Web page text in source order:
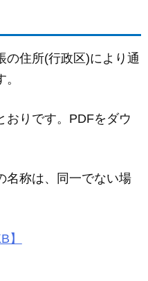
の住所(行政区)により通
おりです。PDFをダウ
名称は、同一でない場
】